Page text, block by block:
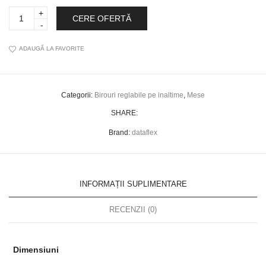
quantity
CERE OFERTĂ
ADAUGĂ LA FAVORITE
Categorii: Birouri reglabile pe inaltime Mese
SHARE:
Brand: dataflex
INFORMAȚII SUPLIMENTARE
RECENZII (0)
Dimensiuni